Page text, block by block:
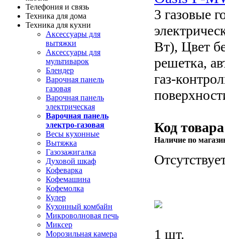
Телефония и связь
Техника для дома
Техника для кухни
Аксессуары для
вытяжки
Аксессуары для
мультиварок
Блендер
Варочная панель
газовая
Варочная панель
электрическая
Варочная панель
электро-газовая
Весы кухонные
Вытяжка
Газозажигалка
Духовой шкаф
Кофеварка
Кофемашина
Кофемолка
Кулер
Кухонный комбайн
Микроволновая печь
Миксер
Морозильная камера
3 газовые
Вт), Цвет
решетка,
газ-
Код
Наличие по
1 шт.